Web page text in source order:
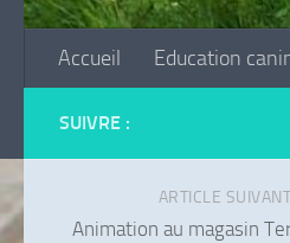
Accueil Education
SUIVRE :
ARTICLE SUIVANT
Animation au magasin